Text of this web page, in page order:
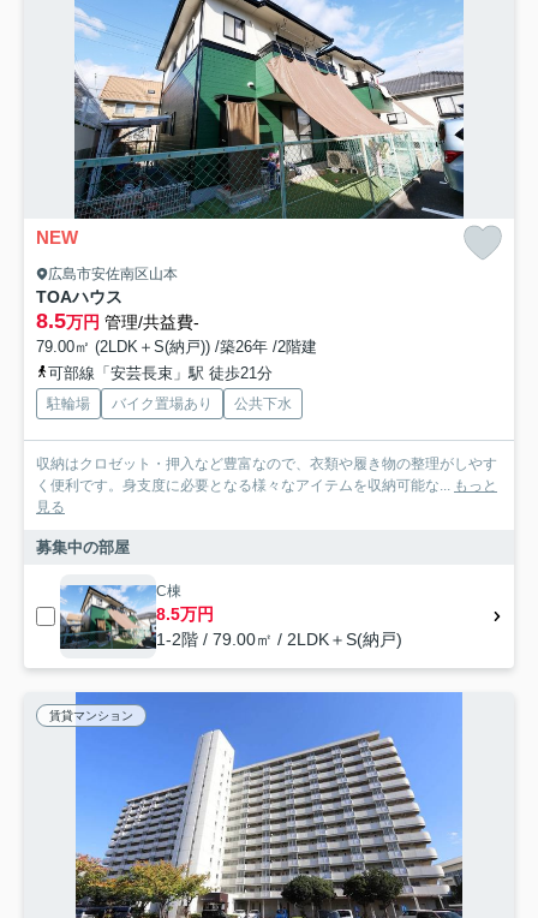
NEW
広島市安佐南区山本
TOAハウス
8.5万円 管理/共益費-
79.00㎡ (2LDK＋S(納戸)) /築26年 /2階建
可部線「安芸長束」駅 徒歩21分
駐輪場 バイク置場あり 公共下水
収納はクロゼット・押入など豊富なので、衣類や履き物の整理がしやす
く便利です。身支度に必要となる様々なアイテムを収納可能な... もっと
見る
募集中の部屋
C棟
8.5万円
1-2階 / 79.00㎡ / 2LDK＋S(納戸)
賃貸マンション